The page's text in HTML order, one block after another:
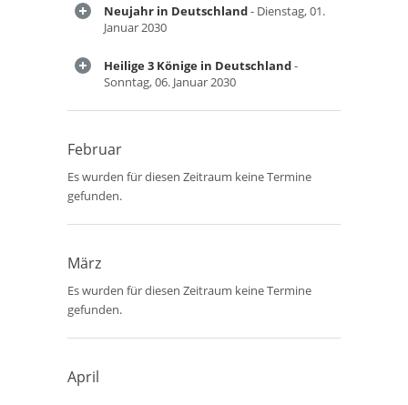
Neujahr in Deutschland- Dienstag, 01.
Januar 2030
Heilige 3 Könige in Deutschland-
Sonntag, 06. Januar 2030
Februar
Es wurden für diesen Zeitraum keine Termine
gefunden.
März
Es wurden für diesen Zeitraum keine Termine
gefunden.
April